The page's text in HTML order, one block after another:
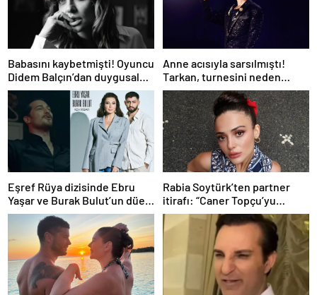
Babasını kaybetmişti! Oyuncu
Didem Balçın’dan duygusal
paylaşım
Anne acısıyla sarsılmıştı!
Tarkan, turnesini neden
bırakmak istemediğini
açıkladı
Eşref Rüya dizisinde Ebru
Yaşar ve Burak Bulut’un düet
parçası ‘Kehribar’ rüzgarı
Rabia Soytürk’ten partner
itirafı: “Caner Topçu’yu
sevmiyorum”